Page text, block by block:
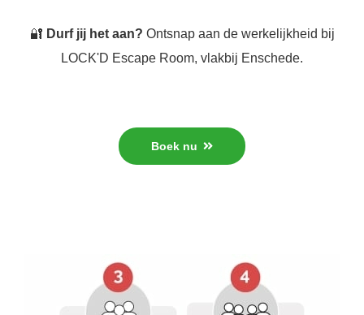
🔐 Durf jij het aan? Ontsnap aan de werkelijkheid bij
LOCK'D Escape Room, vlakbij Enschede.
Boek nu